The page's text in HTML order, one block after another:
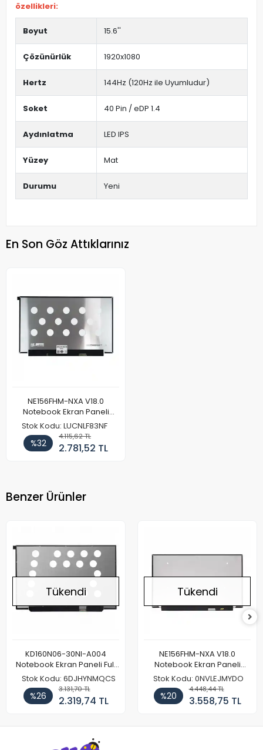
özellikleri:
Boyut 15.6''
Çözünürlük 1920x1080
Hertz 144Hz (120Hz ile Uyumludur)
Soket 40 Pin / eDP 1.4
Aydınlatma LED IPS
Yüzey Mat
Durumu Yeni
En Son Göz Attıklarınız
NE156FHM-NXA V18.0
Notebook Ekran Paneli
144Hz
Stok Kodu: LUCNLF83NF
%32
4.115,62 TL
2.781,52 TL
Benzer Ürünler
Tükendi
KD160N06-30NI-A004
Notebook Ekran Paneli Full
HD
Stok Kodu: 6DJHYNMQCS
%26
3.131,70 TL
2.319,74 TL
Tükendi
NE156FHM-NXA V18.0
Notebook Ekran Paneli
165Hz
Stok Kodu: 0NVLEJMYDO
%20
4.448,44 TL
3.558,75 TL